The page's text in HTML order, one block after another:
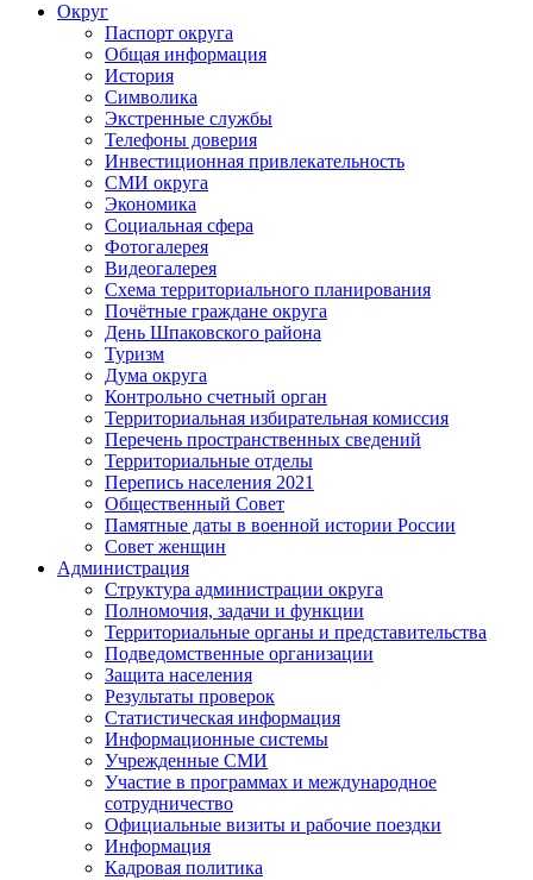
Округ
Паспорт округа
Общая информация
История
Символика
Экстренные службы
Телефоны доверия
Инвестиционная привлекательность
СМИ округа
Экономика
Социальная сфера
Фотогалерея
Видеогалерея
Схема территориального планирования
Почётные граждане округа
День Шпаковского района
Туризм
Дума округа
Контрольно счетный орган
Территориальная избирательная комиссия
Перечень пространственных сведений
Территориальные отделы
Перепись населения 2021
Общественный Совет
Памятные даты в военной истории России
Совет женщин
Администрация
Структура администрации округа
Полномочия, задачи и функции
Территориальные органы и представительства
Подведомственные организации
Защита населения
Результаты проверок
Статистическая информация
Информационные системы
Учрежденные СМИ
Участие в программах и международное
сотрудничество
Официальные визиты и рабочие поездки
Информация
Кадровая политика